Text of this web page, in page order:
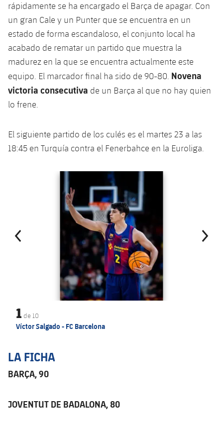
rápidamente se ha encargado el Barça de apagar. Con
un gran Cale y un Punter que se encuentra en un
estado de forma escandaloso, el conjunto local ha
acabado de rematar un partido que muestra la
madurez en la que se encuentra actualmente este
equipo. El marcador final ha sido de 90-80. Novena
victoria consecutiva de un Barça al que no hay quien
lo frene.
El siguiente partido de los culés es el martes 23 a las
18:45 en Turquía contra el Fenerbahce en la Euroliga.
label.aria.chevronleft
1 de 10
Víctor Salgado - FC Barcelona
LA FICHA
BARÇA, 90
JOVENTUT DE BADALONA, 80